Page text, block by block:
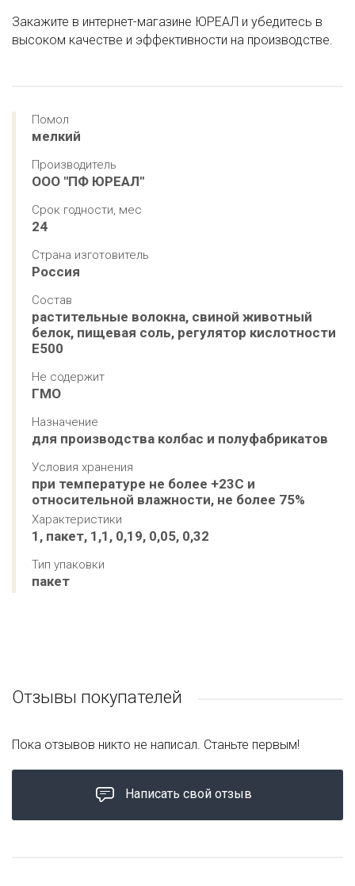
Закажите в интернет-магазине ЮРЕАЛ и убедитесь в
высоком качестве и эффективности на производстве.
Помол
мелкий
Производитель
ООО "ПФ ЮРЕАЛ"
Срок годности, мес
24
Страна изготовитель
Россия
Состав
растительные волокна, свиной животный
белок, пищевая соль, регулятор кислотности
Е500
Не содержит
ГМО
Назначение
для производства колбас и полуфабрикатов
Условия хранения
при температуре не более +23С и
относительной влажности, не более 75%
Характеристики
1, пакет, 1,1, 0,19, 0,05, 0,32
Тип упаковки
пакет
Отзывы покупателей
Написать свой отзыв
Пока отзывов никто не написал. Станьте первым!